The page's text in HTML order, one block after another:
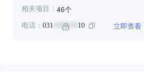
相关项目： 46个
电话： 031 ******* 10 立即查看